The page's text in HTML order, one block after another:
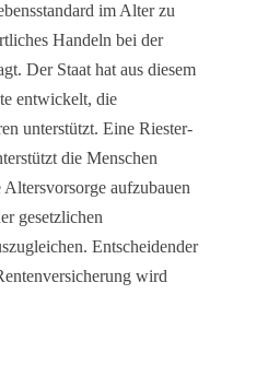
im Alter zu
Handeln bei der
Der Staat hat aus diesem
entwickelt, die
unterstützt. Eine Riester-
die Menschen
aufzubauen
gesetzlichen
Entscheidender
wird